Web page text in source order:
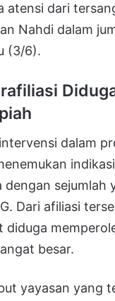
atensi dari
Nahdi dalam
(3/6).
dalam
dengan sejumlah
Dari afiliasi
diduga
besar.
yayasan yang